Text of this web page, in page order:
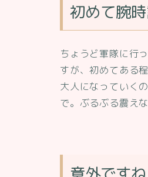
初めて腕
ちょうど軍隊に行
すが、初めてある
大人になっていく
で。ぶるぶる震え